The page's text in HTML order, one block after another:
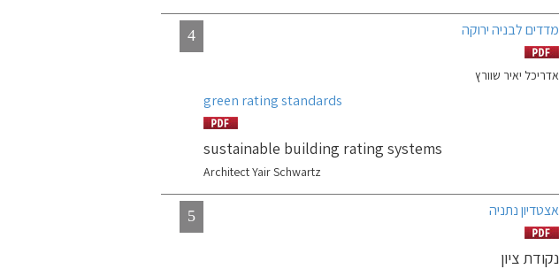
מדדים לבניה ירוקה
אדריכל יאיר שוורץ
green rating standards
sustainable building rating systems
Architect Yair Schwartz
4
אצטדיון נתניה
נקודת ציון
5